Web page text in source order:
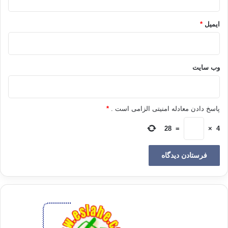
جلویمان می گذاشتند. آنها در مورد غذاخوردن ما به اندازۀ امروز ما نگران نبودند . سعی
اگر گرسنه ای بخور و گرنه لازم نیست سر میز بنشینی.»مقداری غذا برای فرزندتان
نگهدارید تا اگر یک ساعت بعد گرسنه شد، شام او را به وی بدهید نه چیزی دیگر را. اگر
6. هفته ای یک بار اجازه بدهید به جای غذایی که دوست ندارد، آنچه را که دلش می
خواهد بخورد، مثل غلات و خشکبار. وقتی بداند که هفته ای یک بار می تواند یک غذا
اش را برای روزی نگه دارد که غذای آن روز را اصلاً دوست ندارد.
ایمیل *
وب‌ سایت
پاسخ دادن معادله امنیتی الزامی است . *
4
×
=
28